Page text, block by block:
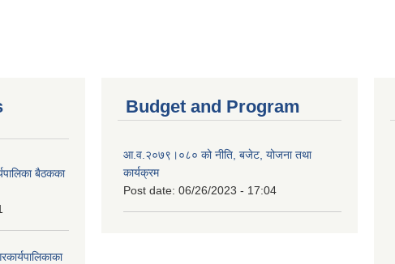
बैठकका
Budget and Program
आ.व.२०७९।०८० को नीति, बजेट, योजना तथा
कार्यक्रम
Post date: 06/26/2023 - 17:04